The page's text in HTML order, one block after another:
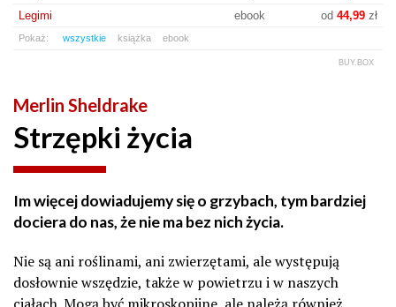
Legimi
ebook od 44,99zł
Pokaż: wszystkie książka ebook
BUY.BOX
Merlin Sheldrake
Strzępki życia
Im więcej dowiadujemy się o grzybach, tym bardziej
dociera do nas, że nie ma bez nich życia.
Nie są ani roślinami, ani zwierzętami, ale występują
dosłownie wszędzie, także w powietrzu i w naszych